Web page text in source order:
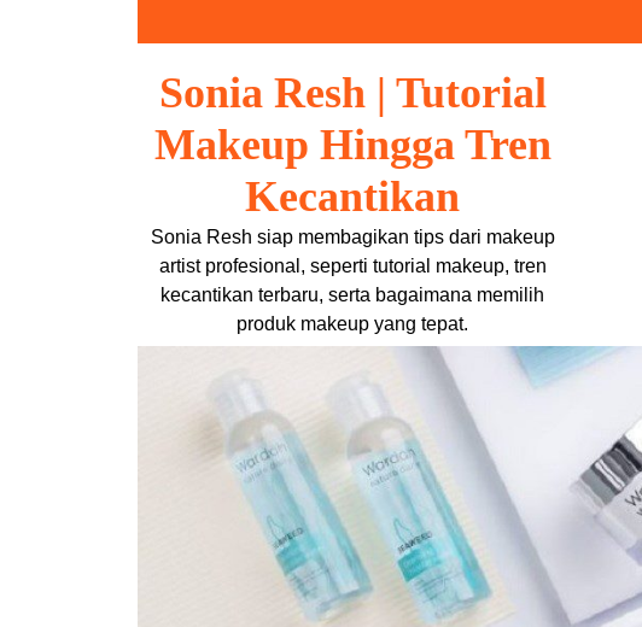
Sonia Resh | Tutorial
Makeup Hingga Tren
Kecantikan
Sonia Resh siap membagikan tips dari makeup
artist profesional, seperti tutorial makeup, tren
kecantikan terbaru, serta bagaimana memilih
produk makeup yang tepat.